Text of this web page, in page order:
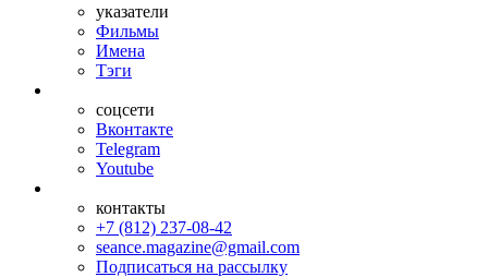
указатели
Фильмы
Имена
Тэги
соцсети
Вконтакте
Telegram
Youtube
контакты
+7 (812) 237-08-42
seance.magazine@gmail.com
Подписаться на рассылку